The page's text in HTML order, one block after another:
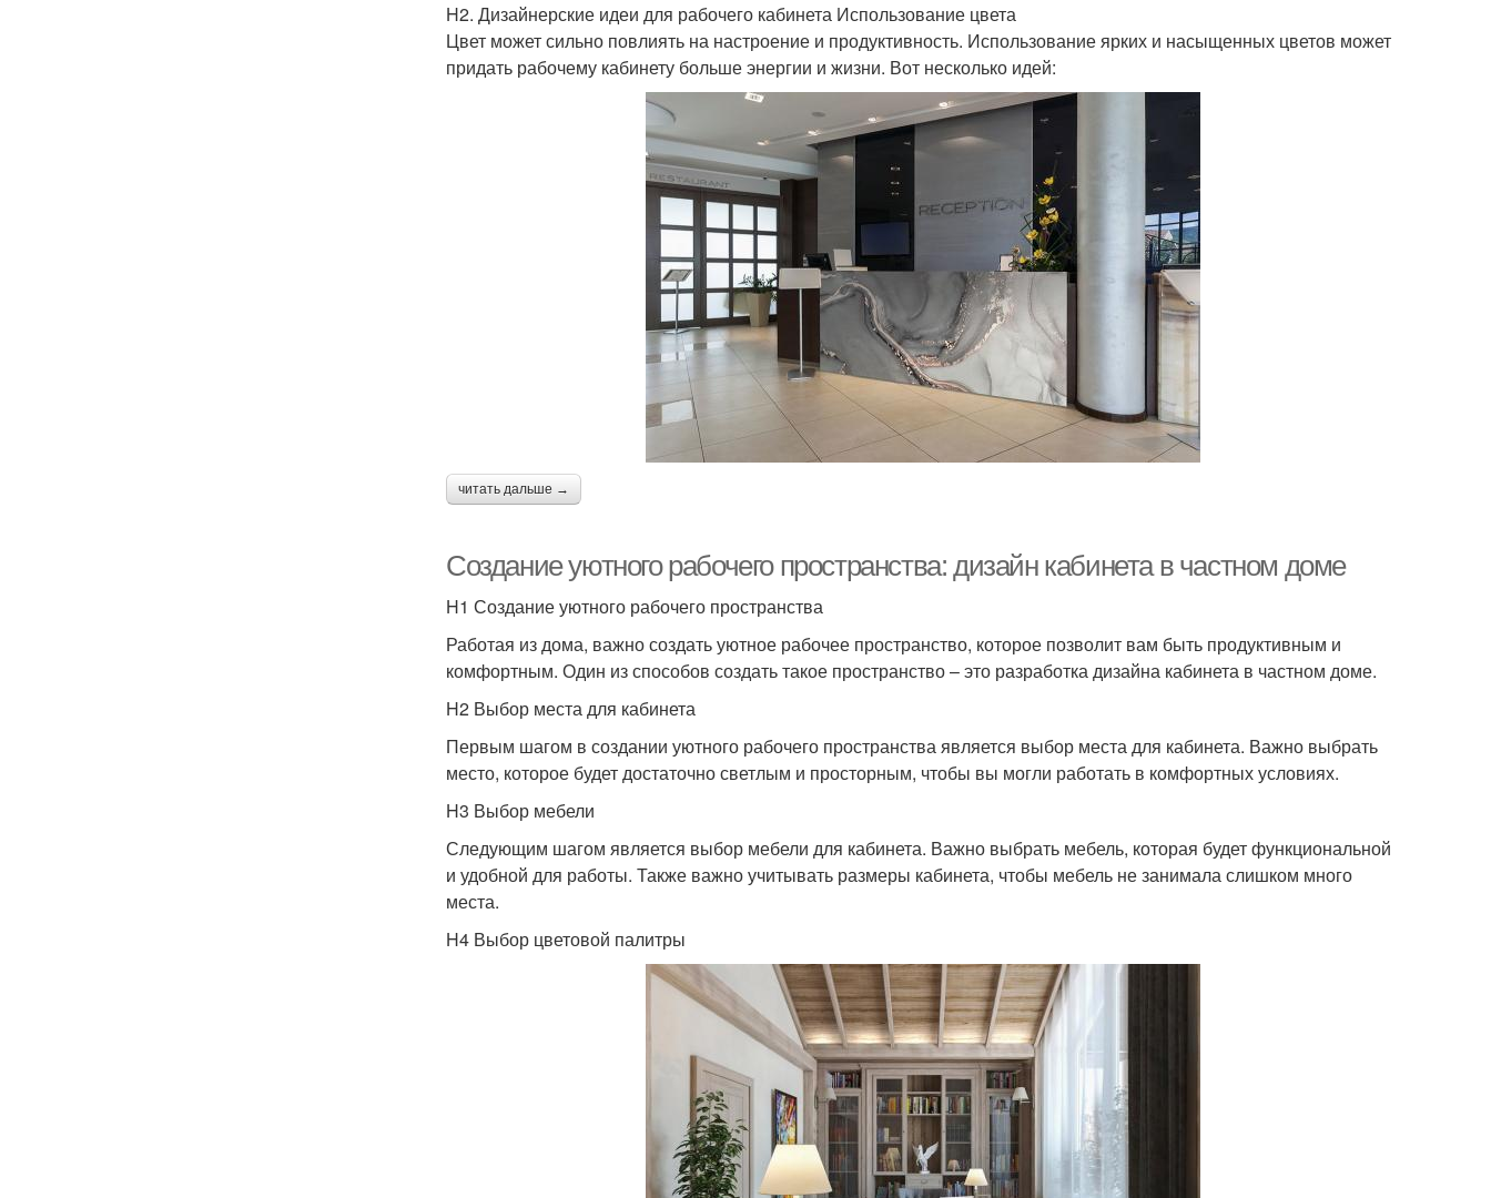
H2. Дизайнерские идеи для рабочего кабинета Использование цвета
Цвет может сильно повлиять на настроение и продуктивность. Использование ярких и насыщенных цветов может
придать рабочему кабинету больше энергии и жизни. Вот несколько идей:
читать дальше →
Создание уютного рабочего пространства: дизайн кабинета в частном доме
H1 Создание уютного рабочего пространства
Работая из дома, важно создать уютное рабочее пространство, которое позволит вам быть продуктивным и
комфортным. Один из способов создать такое пространство – это разработка дизайна кабинета в частном доме.
H2 Выбор места для кабинета
Первым шагом в создании уютного рабочего пространства является выбор места для кабинета. Важно выбрать
место, которое будет достаточно светлым и просторным, чтобы вы могли работать в комфортных условиях.
H3 Выбор мебели
Следующим шагом является выбор мебели для кабинета. Важно выбрать мебель, которая будет функциональной
и удобной для работы. Также важно учитывать размеры кабинета, чтобы мебель не занимала слишком много
места.
H4 Выбор цветовой палитры